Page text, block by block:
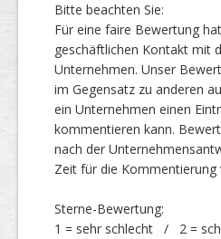
Über uns
Bitte beachten Sie:
Für eine faire Bewertung
geschäftlichen Kontakt mit
Unternehmen. Unser
im Gegensatz zu anderen
ein Unternehmen einen
kommentieren kann.
nach der
Zeit für die Kommentierung
Sterne-Bewertung:
1 = sehr schlecht / 2 =